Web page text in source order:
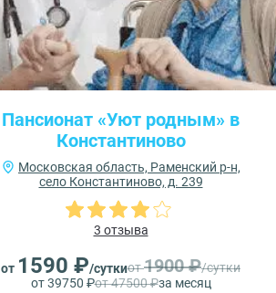
Пансионат «Уют родным» в
Константиново
Московская область, Раменский р-н,
село Константиново, д. 239
3 отзыва
от 1590 ₽/суткиот1900 ₽/сутки
от 39750 ₽от 47500 ₽за месяц